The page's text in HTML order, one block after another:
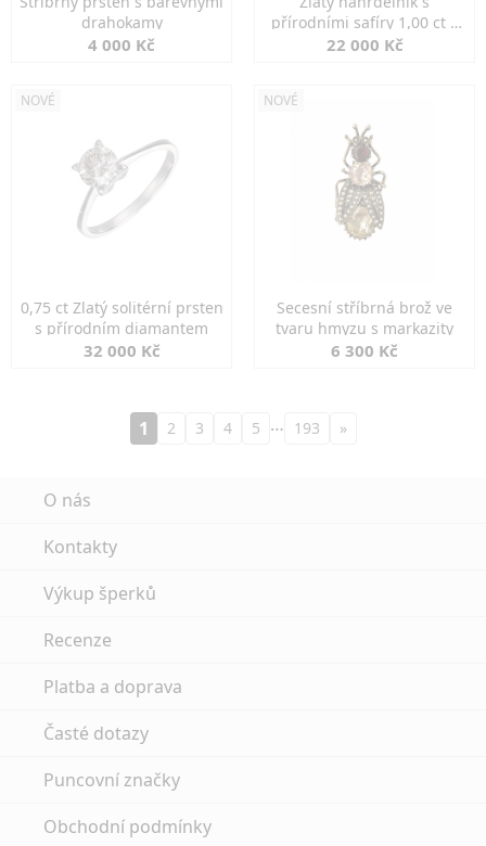
drahokamy
4 000 Kč
přírodními safíry 1,00 ct a
diamanty
22 000 Kč
NOVÉ
0,75 ct Zlatý solitérní prsten
s přírodním diamantem
32 000 Kč
NOVÉ
Secesní stříbrná brož ve
tvaru hmyzu s markazity
6 300 Kč
1 2 3 4 5 … 193 »
O nás
Kontakty
Výkup šperků
Recenze
Platba a doprava
Časté dotazy
Puncovní značky
Obchodní podmínky